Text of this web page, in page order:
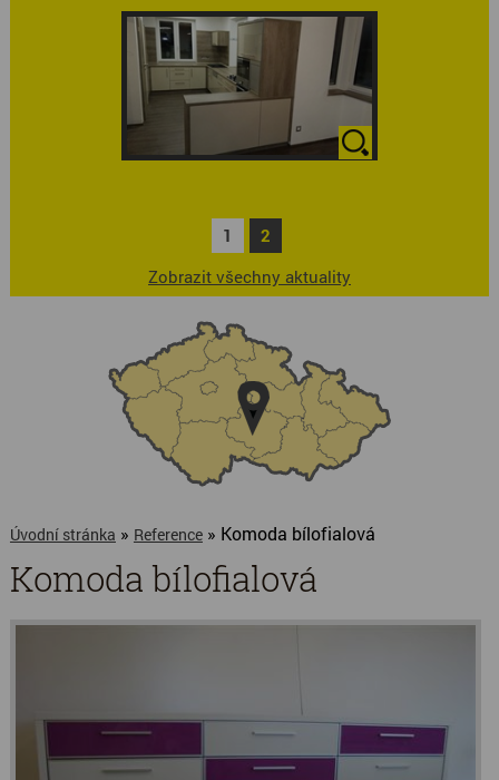
1
2
Zobrazit všechny aktuality
Úvodní stránka » Reference» Komoda bílofialová
Komoda bílofialová